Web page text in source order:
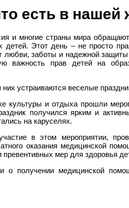
есть в нашей
и многие страны мира
Этот день – не просто
любви, заботы и надежной
важность прав детей на
устраиваются веселые
культуры и отдыха прошли
получился ярким и
на каруселях.
в этом мероприятии,
оказания медицинской
мер для здоровья
о получении медицинской